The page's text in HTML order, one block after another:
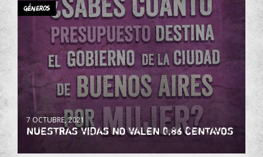
Géneros
7 OCTUBRE, 2021
NUESTRAS VIDAS NO VALEN 0,86 CENTAVOS